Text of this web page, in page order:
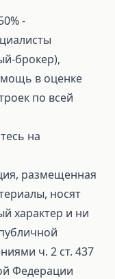
⁃
брокер),
в оценке
по всей
на
размещенная
носят
характер и ни
ч. 2 ст. 437
Федерации